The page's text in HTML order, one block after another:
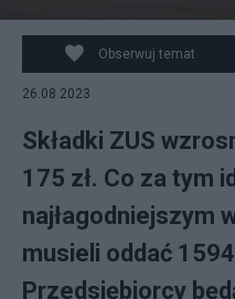
Fot.
Obserwuj temat
26.08.2023
Składki ZUS
175 zł. Co za tym
najłagodniejszym
musieli oddać
Przedsiębiorcy